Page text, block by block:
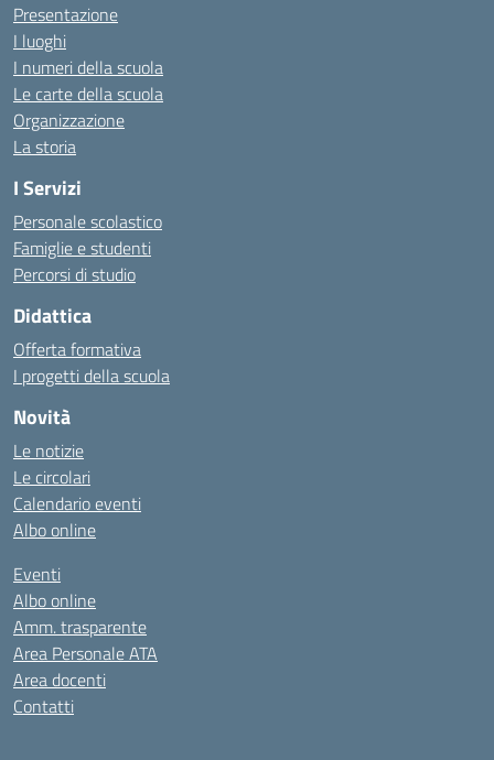
Presentazione
I luoghi
I numeri della scuola
Le carte della scuola
Organizzazione
La storia
I Servizi
Personale scolastico
Famiglie e studenti
Percorsi di studio
Didattica
Offerta formativa
I progetti della scuola
Novità
Le notizie
Le circolari
Calendario eventi
Albo online
Eventi
Albo online
Amm. trasparente
Area Personale ATA
Area docenti
Contatti